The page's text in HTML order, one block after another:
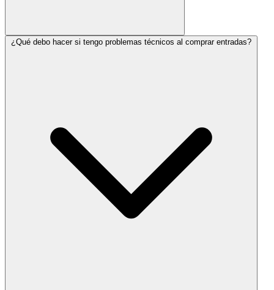
¿Qué debo hacer si tengo problemas técnicos al comprar entradas?